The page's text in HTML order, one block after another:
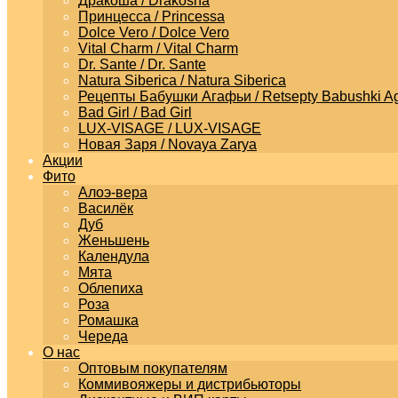
Принцесса / Princessa
Dolce Vero / Dolce Vero
Vital Charm / Vital Charm
Dr. Sante / Dr. Sante
Natura Siberica / Natura Siberica
Рецепты Бабушки Агафьи / Retsepty Babushki
Bad Girl / Bad Girl
LUX-VISAGE / LUX-VISAGE
Новая Заря / Novaya Zarya
Акции
Фито
Алоэ-вера
Василёк
Дуб
Женьшень
Календула
Мята
Облепиха
Роза
Ромашка
Череда
О нас
Оптовым покупателям
Коммивояжеры и дистрибьюторы